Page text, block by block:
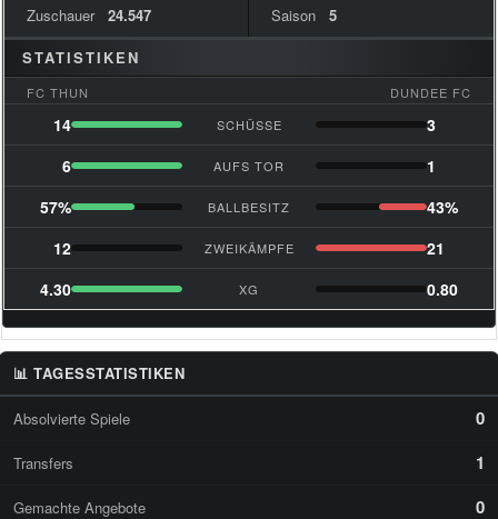
Zuschauer 24.547 Saison
5
STATISTIKEN
FC THUN DUNDEE FC
14 SCHÜSSE
3
6
AUFS TOR
1
57%
BALLBESITZ
43%
12
ZWEIKÄMPFE
21
4.30
XG 0.80
📊 TAGESSTATISTIKEN
Absolvierte Spiele 0
Transfers 1
Gemachte Angebote 0